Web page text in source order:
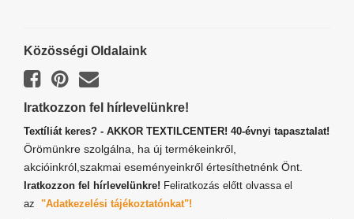
Közösségi Oldalaink
Iratkozzon fel hírlevelünkre!
Textíliát keres? - AKKOR TEXTILCENTER! 40-évnyi tapasztalat!
Örömünkre szolgálna, ha új termékeinkről,
akcióinkról,szakmai eseményeinkről értesíthetnénk Önt.
Iratkozzon fel hírlevelünkre! Feliratkozás előtt olvassa el
az "Adatkezelési tájékoztatónkat"!